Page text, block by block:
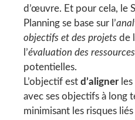
d’œuvre. Et pour cela, le
Planning se base sur l’
objectifs et des projets de
l’évaluation des
potentielles.
L’objectif estd’alignerles
avec ses objectifs à long
minimisant les risques